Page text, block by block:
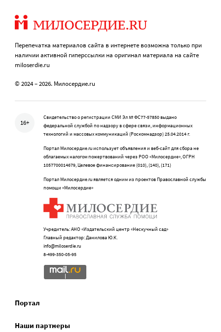
Перепечатка материалов сайта в интернете возможна только при
наличии активной гиперссылки на оригинал материала на сайте
miloserdie.ru
© 2024 – 2026. Милосердие.ru
16+
Свидетельство о регистрации СМИ Эл № ФС77-57850 выдано
федеральной службой по надзору в сфере связи, информационных
технологий и массовых коммуникаций (Роскомнадзор) 25.04.2014 г.
Портал Милосердие.ru использует объявления и веб-сайт для сбора не
облагаемых налогом пожертвований через РОО «Милосердие», ОГРН
1057700014679, Целевое финансирование (010), (140), (171)
Портал Милосердие.ru является одним из проектов Православной службы
помощи «Милосердие»
Учредитель: АНО «Издательский центр «Нескучный сад»
Главный редактор: Данилова Ю.К.
info@miloserdie.ru
8-499-350-05-95
Портал
Наши партнеры